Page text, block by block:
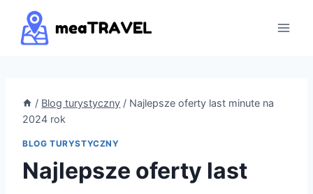
Przejdź
treści
/ Blog turystyczny / Najlepsze oferty last minute na
2024 rok
BLOG TURYSTYCZNY
Najlepsze oferty last